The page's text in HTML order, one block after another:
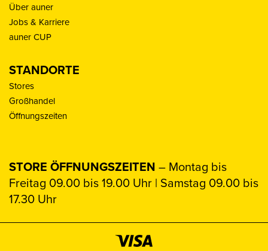
Über auner
Jobs & Karriere
auner CUP
STANDORTE
Stores
Großhandel
Öffnungszeiten
STORE ÖFFNUNGSZEITEN – Montag bis
Freitag 09.00 bis 19.00 Uhr | Samstag 09.00 bis
17.30 Uhr